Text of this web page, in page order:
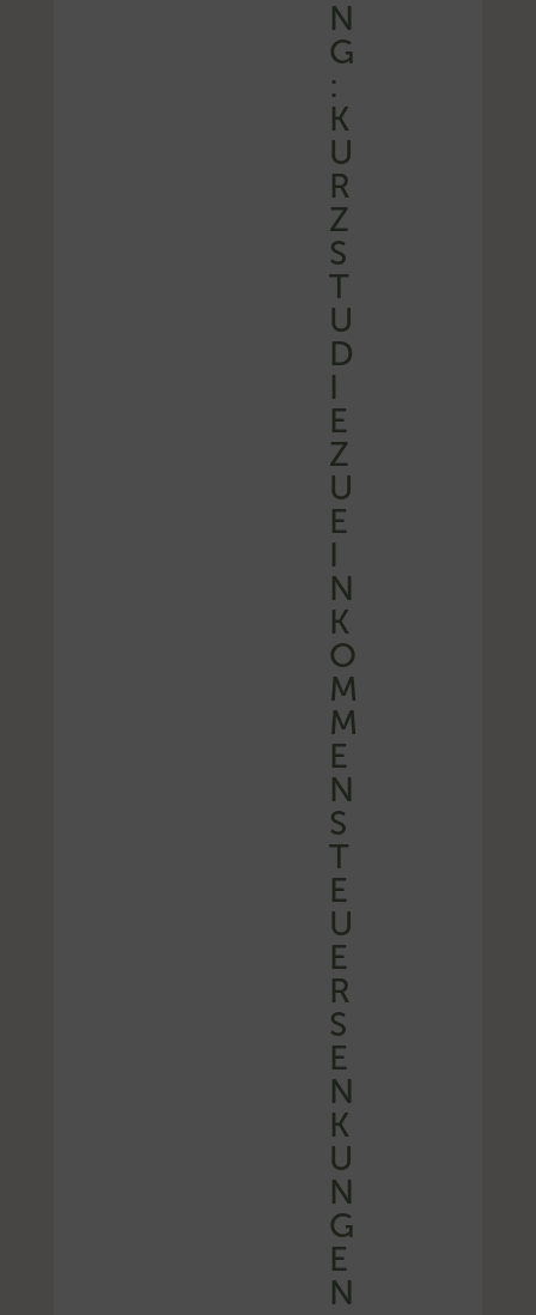
N
G
:
K
U
R
Z
S
T
U
D
I
E
Z
U
E
I
N
K
O
M
M
E
N
S
T
E
U
E
R
S
E
N
K
U
N
G
E
N